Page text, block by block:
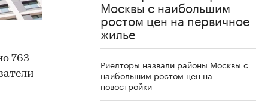
763
Москвы с наибольшим
ростом цен на первичное
жилье
Риелторы назвали районы Москвы с
наибольшим ростом цен на
новостройки